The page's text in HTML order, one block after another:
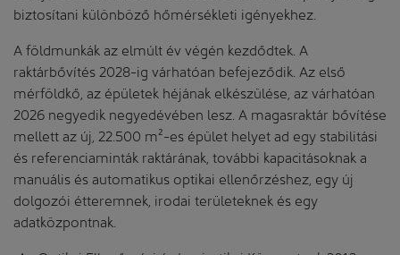
biztosítani különböző hőmérsékleti igényekhez.
A földmunkák az elmúlt év végén kezdődtek. A
raktárbővítés 2028-ig várhatóan befejeződik. Az első
mérföldkő, az épületek héjának elkészülése, az várhatóan
2026 negyedik negyedévében lesz. A magasraktár bővítése
mellett az új, 22.500 m²-es épület helyet ad egy stabilitási
és referenciaminták raktárának, további kapacitásoknak a
manuális és automatikus optikai ellenőrzéshez, egy új
dolgozói étteremnek, irodai területeknek és egy
adatközpontnak.